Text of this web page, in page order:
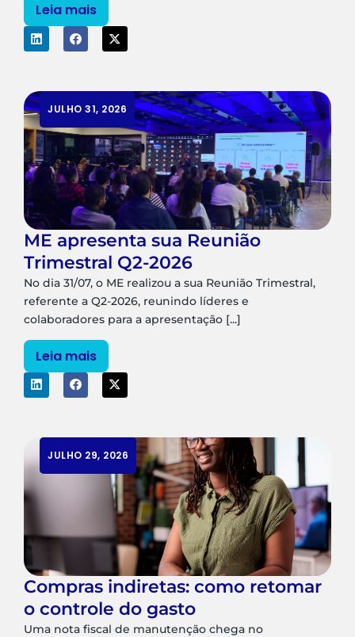
Leia mais
JULHO 31, 2026
ME apresenta sua Reunião
Trimestral Q2-2026
No dia 31/07, o ME realizou a sua Reunião Trimestral,
referente a Q2-2026, reunindo líderes e
colaboradores para a apresentação [...]
Leia mais
JULHO 29, 2026
Compras indiretas: como retomar
o controle do gasto
Uma nota fiscal de manutenção chega no